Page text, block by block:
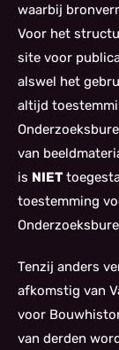
waarbij
Voor het
site voor
alswel het
altijd
van
is NIET
toestemming
Tenzij anders
afkomstig van
voor
van derden